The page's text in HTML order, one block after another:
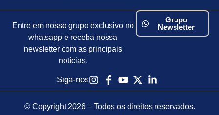
Entre em nosso grupo exclusivo no
whatsapp e receba nossa
newsletter com as principais
notícias.
Grupo
Newsletter
Siga-nos
© Copyright 2026 – Todos os direitos reservados.